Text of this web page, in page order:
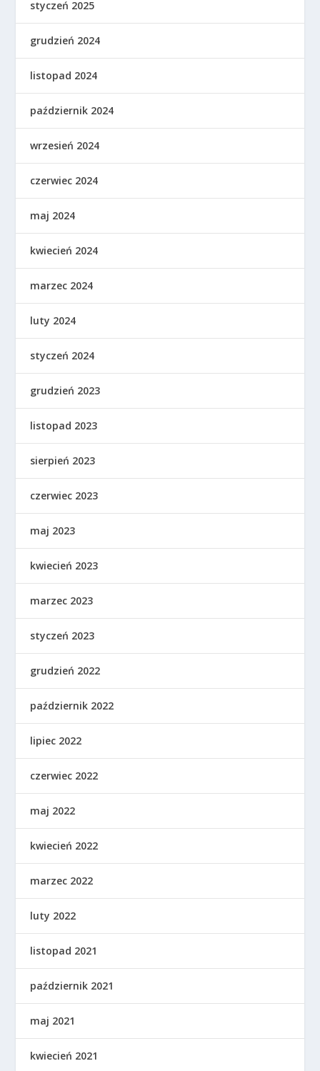
styczeń 2025
grudzień 2024
listopad 2024
październik 2024
wrzesień 2024
czerwiec 2024
maj 2024
kwiecień 2024
marzec 2024
luty 2024
styczeń 2024
grudzień 2023
listopad 2023
sierpień 2023
czerwiec 2023
maj 2023
kwiecień 2023
marzec 2023
styczeń 2023
grudzień 2022
październik 2022
lipiec 2022
czerwiec 2022
maj 2022
kwiecień 2022
marzec 2022
luty 2022
listopad 2021
październik 2021
maj 2021
kwiecień 2021